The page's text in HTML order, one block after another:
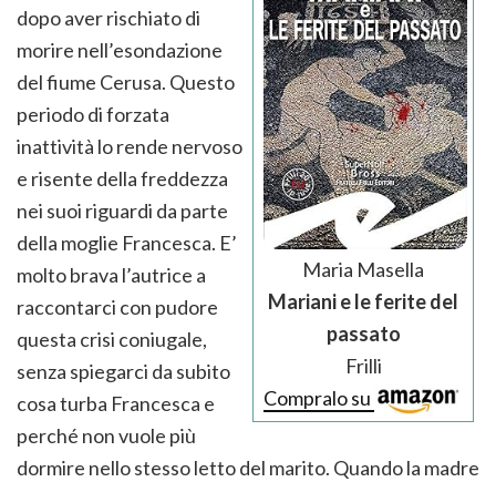
Maria Masella
Mariani e le ferite del
passato
Frilli
Compralo su
dopo aver rischiato di
morire nell’esondazione
del fiume Cerusa. Questo
periodo di forzata
inattività lo rende nervoso
e risente della freddezza
nei suoi riguardi da parte
della moglie Francesca. E’
molto brava l’autrice a
raccontarci con pudore
questa crisi coniugale,
senza spiegarci da subito
cosa turba Francesca e
perché non vuole più
dormire nello stesso letto del marito. Quando la madre